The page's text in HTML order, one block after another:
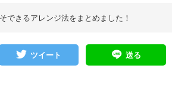
できるアレンジ法をまとめました！
ツイート 送る